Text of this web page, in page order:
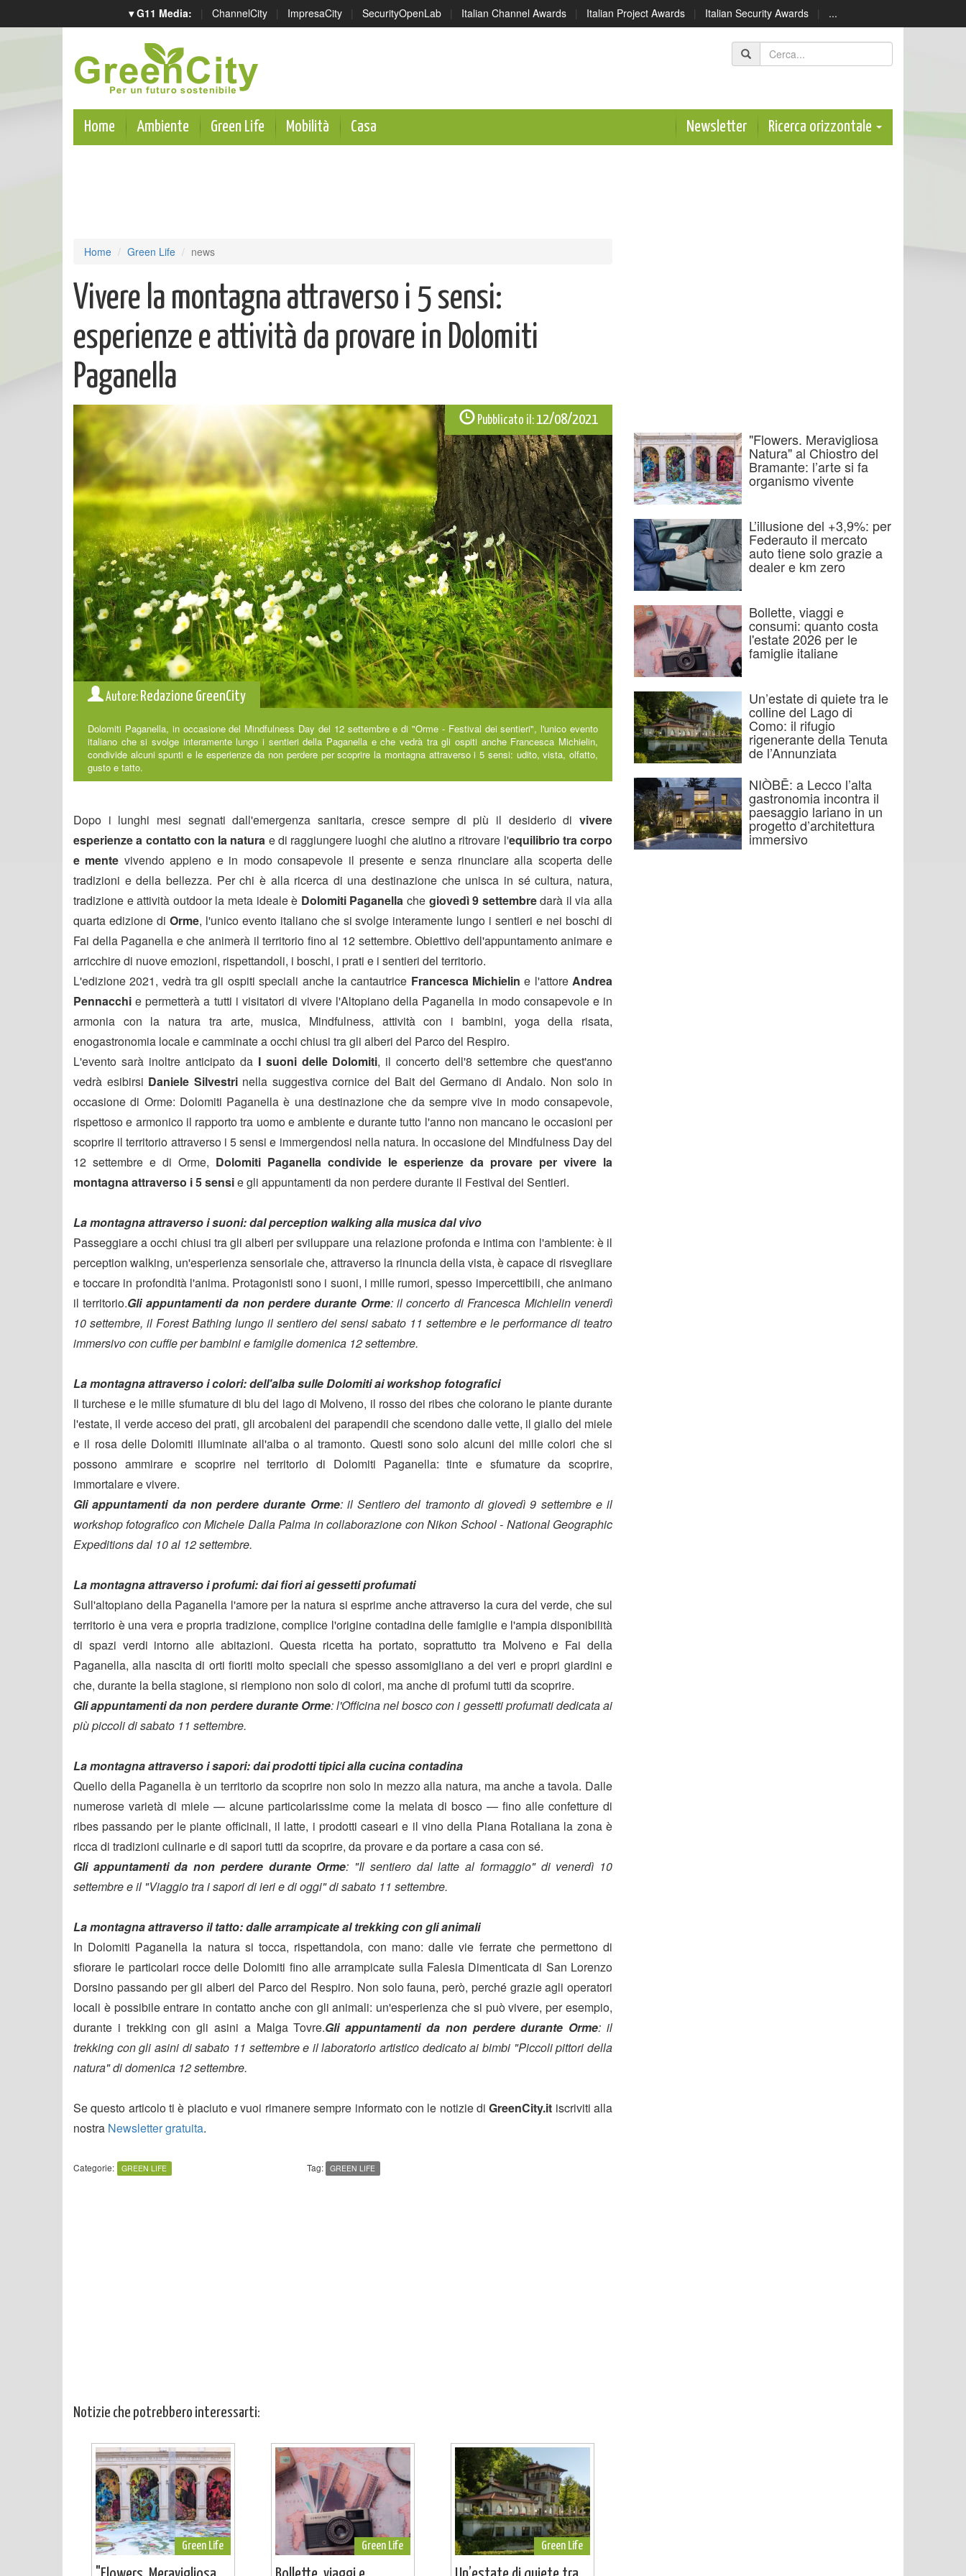
▾ G11 Media: | ChannelCity | ImpresaCity | SecurityOpenLab | Italian Channel Awards | Italian Project Awards | Italian Security Awards | ...
Home Ambiente Green Life Mobilità Casa Newsletter Ricerca orizzontale
Home Green Life news
Vivere la montagna attraverso i 5 sensi:
esperienze e attività da provare in Dolomiti
Paganella
Pubblicato il:12/08/2021
Autore: Redazione GreenCity
Dolomiti Paganella, in occasione del Mindfulness Day del 12 settembre e di "Orme - Festival dei sentieri", l'unico evento
italiano che si svolge interamente lungo i sentieri della Paganella e che vedrà tra gli ospiti anche Francesca Michielin,
condivide alcuni spunti e le esperienze da non perdere per scoprire la montagna attraverso i 5 sensi: udito, vista, olfatto,
gusto e tatto.
Dopo i lunghi mesi segnati dall'emergenza sanitaria, cresce sempre di più il desiderio di vivere
esperienze a contatto con la natura e di raggiungere luoghi che aiutino a ritrovare l'equilibrio tra corpo
e mente vivendo appieno e in modo consapevole il presente e senza rinunciare alla scoperta delle
tradizioni e della bellezza. Per chi è alla ricerca di una destinazione che unisca in sé cultura, natura,
tradizione e attività outdoor la meta ideale è Dolomiti Paganella che giovedì 9 settembredarà il via alla
quarta edizione di Orme, l'unico evento italiano che si svolge interamente lungo i sentieri e nei boschi di
Fai della Paganella e che animerà il territorio fino al 12 settembre. Obiettivo dell'appuntamento animare e
arricchire di nuove emozioni, rispettandoli, i boschi, i prati e i sentieri del territorio.
L'edizione 2021, vedrà tra gli ospiti speciali anche la cantautrice Francesca Michielin e l'attoreAndrea
Pennacchie permetterà a tutti i visitatori di vivere l'Altopiano della Paganella in modo consapevole e in
armonia con la natura tra arte, musica, Mindfulness, attività con i bambini, yoga della risata,
enogastronomia locale e camminate a occhi chiusi tra gli alberi del Parco del Respiro.
L'evento sarà inoltre anticipato da I suoni delle Dolomiti, il concerto dell'8 settembre che quest'anno
vedrà esibirsi Daniele Silvestri nella suggestiva cornice del Bait del Germano di Andalo. Non solo in
occasione di Orme: Dolomiti Paganella è una destinazione che da sempre vive in modo consapevole,
rispettoso e armonico il rapporto tra uomo e ambiente e durante tutto l'anno non mancano le occasioni per
scoprire il territorio attraverso i 5 sensi e immergendosi nella natura. In occasione del Mindfulness Day del
12 settembre e di Orme, Dolomiti Paganella condivide le esperienze da provare per vivere la
montagna attraverso i 5 sensie gli appuntamenti da non perdere durante il Festival dei Sentieri.
La montagna attraverso i suoni: dal perception walking alla musica dal vivo
Passeggiare a occhi chiusi tra gli alberi per sviluppare una relazione profonda e intima con l'ambiente: è il
perception walking, un'esperienza sensoriale che, attraverso la rinuncia della vista, è capace di risvegliare
e toccare in profondità l'anima. Protagonisti sono i suoni, i mille rumori, spesso impercettibili, che animano
il territorio.Gli appuntamenti da non perdere durante Orme: il concerto di Francesca Michielin venerdì
10 settembre, il Forest Bathing lungo il sentiero dei sensi sabato 11 settembre e le performance di teatro
immersivo con cuffie per bambini e famiglie domenica 12 settembre.
La montagna attraverso i colori: dell'alba sulle Dolomiti ai workshop fotografici
Il turchese e le mille sfumature di blu del lago di Molveno, il rosso dei ribes che colorano le piante durante
l'estate, il verde acceso dei prati, gli arcobaleni dei parapendii che scendono dalle vette, il giallo del miele
e il rosa delle Dolomiti illuminate all'alba o al tramonto. Questi sono solo alcuni dei mille colori che si
possono ammirare e scoprire nel territorio di Dolomiti Paganella: tinte e sfumature da scoprire,
immortalare e vivere.
Gli appuntamenti da non perdere durante Orme: il Sentiero del tramonto di giovedì 9 settembre e il
workshop fotografico con Michele Dalla Palma in collaborazione con Nikon School - National Geographic
Expeditions dal 10 al 12 settembre.
La montagna attraverso i profumi: dai fiori ai gessetti profumati
Sull'altopiano della Paganella l'amore per la natura si esprime anche attraverso la cura del verde, che sul
territorio è una vera e propria tradizione, complice l'origine contadina delle famiglie e l'ampia disponibilità
di spazi verdi intorno alle abitazioni. Questa ricetta ha portato, soprattutto tra Molveno e Fai della
Paganella, alla nascita di orti fioriti molto speciali che spesso assomigliano a dei veri e propri giardini e
che, durante la bella stagione, si riempiono non solo di colori, ma anche di profumi tutti da scoprire.
Gli appuntamenti da non perdere durante Orme: l'Officina nel bosco con i gessetti profumati dedicata ai
più piccoli di sabato 11 settembre.
La montagna attraverso i sapori: dai prodotti tipici alla cucina contadina
Quello della Paganella è un territorio da scoprire non solo in mezzo alla natura, ma anche a tavola. Dalle
numerose varietà di miele — alcune particolarissime come la melata di bosco — fino alle confetture di
ribes passando per le piante officinali, il latte, i prodotti caseari e il vino della Piana Rotaliana la zona è
ricca di tradizioni culinarie e di sapori tutti da scoprire, da provare e da portare a casa con sé.
Gli appuntamenti da non perdere durante Orme: "Il sentiero dal latte al formaggio" di venerdì 10
settembre e il "Viaggio tra i sapori di ieri e di oggi" di sabato 11 settembre.
La montagna attraverso il tatto: dalle arrampicate al trekking con gli animali
In Dolomiti Paganella la natura si tocca, rispettandola, con mano: dalle vie ferrate che permettono di
sfiorare le particolari rocce delle Dolomiti fino alle arrampicate sulla Falesia Dimenticata di San Lorenzo
Dorsino passando per gli alberi del Parco del Respiro. Non solo fauna, però, perché grazie agli operatori
locali è possibile entrare in contatto anche con gli animali: un'esperienza che si può vivere, per esempio,
durante i trekking con gli asini a Malga Tovre.Gli appuntamenti da non perdere durante Orme: il
trekking con gli asini di sabato 11 settembre e il laboratorio artistico dedicato ai bimbi "Piccoli pittori della
natura" di domenica 12 settembre.
Se questo articolo ti è piaciuto e vuoi rimanere sempre informato con le notizie diGreenCity.it iscriviti alla
nostra Newsletter gratuita.
Categorie: GREEN LIFE Tag: GREEN LIFE
Notizie che potrebbero interessarti:
Green Life Green Life Green Life
"Flowers. Meravigliosa
Natura" al Chiostro del
Bramante: l’arte si fa
organismo vivente
L’illusione del +3,9%: per
Federauto il mercato
auto tiene solo grazie a
dealer e km zero
Bollette, viaggi e
consumi: quanto costa
l'estate 2026 per le
famiglie italiane
Un’estate di quiete tra le
colline del Lago di
Como: il rifugio
rigenerante della Tenuta
de l’Annunziata
NIÒBĒ: a Lecco l’alta
gastronomia incontra il
paesaggio lariano in un
progetto d’architettura
immersivo